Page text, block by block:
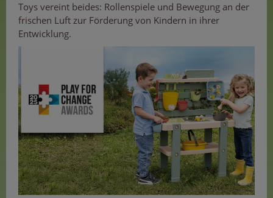
Toys vereint beides: Rollenspiele und Bewegung an der
frischen Luft zur Förderung von Kindern in ihrer
Entwicklung.